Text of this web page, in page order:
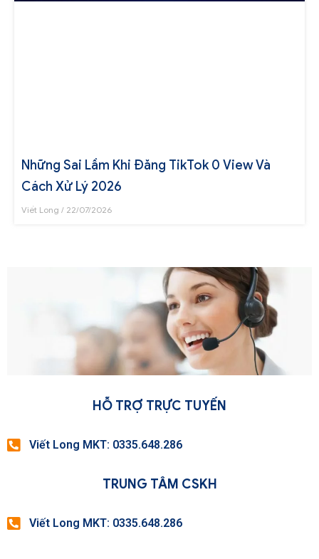
Những Sai Lầm Khi Đăng TikTok 0 View Và
Cách Xử Lý 2026
Viết Long 22/07/2026
HỖ TRỢ TRỰC TUYẾN
Viết Long MKT: 0335.648.286
TRUNG TÂM CSKH
Viết Long MKT: 0335.648.286